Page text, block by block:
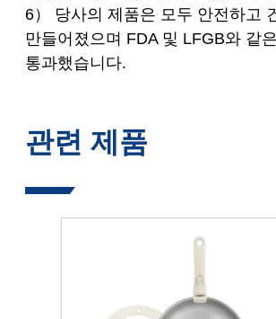
6） 당사의 제품은 모두 안전하고
만들어졌으며 FDA 및 LFGB와 같
통과했습니다.
관련 제품